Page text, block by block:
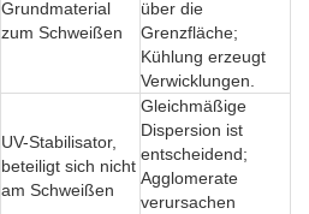
Grundmaterial
zum Schweißen
über die
Grenzfläche;
Kühlung erzeugt
Verwicklungen.
UV-Stabilisator,
beteiligt sich nicht
am Schweißen
Gleichmäßige
Dispersion ist
entscheidend;
Agglomerate
verursachen